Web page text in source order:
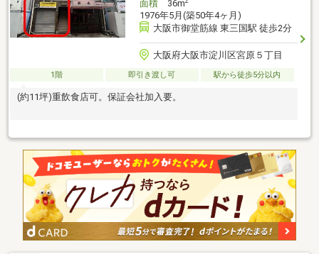
面積36m
1976年5月(築50年4ヶ月)
大阪市御堂筋線 東三国駅 徒歩2分
大阪府大阪市淀川区宮原５丁目
1階 即引き渡し可 駅から徒歩5分以内
(約11坪)重飲食店可。保証会社加入要。